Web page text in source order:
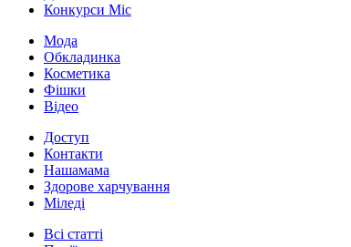
Конкурси Міс
Мода
Обкладинка
Косметика
Фішки
Відео
Доступ
Контакти
Нашамама
Здорове харчування
Міледі
Всі статті